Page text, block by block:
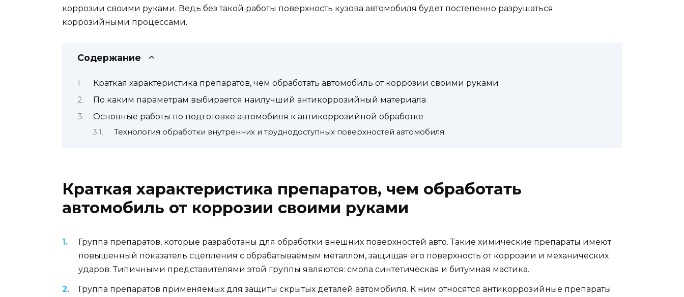
коррозии своими руками. Ведь без такой работы поверхность кузова автомобиля будет постепенно разрушаться
коррозийными процессами.
Содержание
Краткая характеристика препаратов, чем обработать автомобиль от коррозии своими руками
По каким параметрам выбирается наилучший антикоррозийный материала
Основные работы по подготовке автомобиля к антикоррозийной обработке
Технология обработки внутренних и труднодоступных поверхностей автомобиля
Краткая характеристика препаратов, чем обработать
автомобиль от коррозии своими руками
Группа препаратов, которые разработаны для обработки внешних поверхностей авто. Такие химические препараты имеют
повышенный показатель сцепления с обрабатываемым металлом, защищая его поверхность от коррозии и механических
ударов. Типичными представителями этой группы являются: смола синтетическая и битумная мастика.
Группа препаратов применяемых для защиты скрытых деталей автомобиля. К ним относятся антикоррозийные препараты